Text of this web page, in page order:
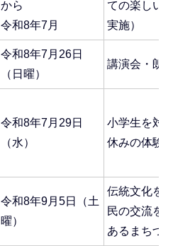
から
令和8年7月
ての楽しい
実施）
令和8年7月26日
（日曜）
講演会・朗
令和8年7月29日
（水）
小学生を対
休みの体験
令和8年9月5日（土
曜）
伝統文化を
民の交流を
あるまちづ